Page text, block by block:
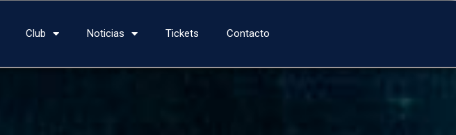
Club Noticias Tickets Contacto